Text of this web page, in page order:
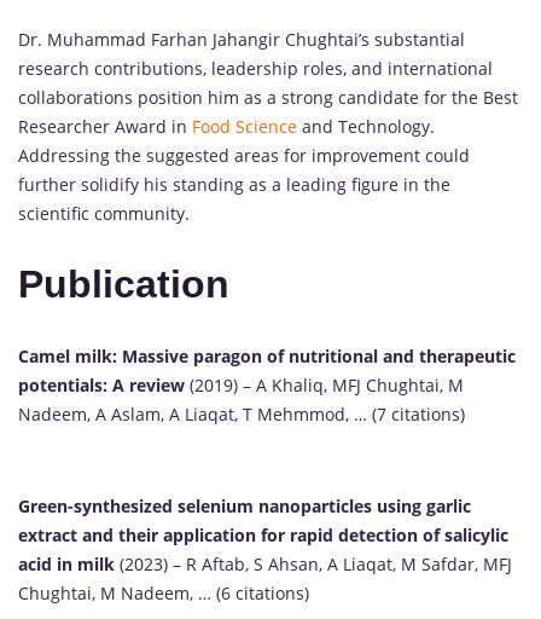
Dr. Muhammad Farhan Jahangir Chughtai’s substantial
research contributions, leadership roles, and international
collaborations position him as a strong candidate for the Best
Researcher Award in Food Science and Technology.
Addressing the suggested areas for improvement could
further solidify his standing as a leading figure in the
scientific community.
Publication
Camel milk: Massive paragon of nutritional and therapeutic
potentials: A review (2019) – A Khaliq, MFJ Chughtai, M
Nadeem, A Aslam, A Liaqat, T Mehmmod, … (7 citations)
Green-synthesized selenium nanoparticles using garlic
extract and their application for rapid detection of salicylic
acid in milk (2023) – R Aftab, S Ahsan, A Liaqat, M Safdar, MFJ
Chughtai, M Nadeem, … (6 citations)